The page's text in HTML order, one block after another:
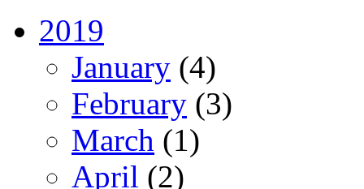
2019
January (4)
February (3)
March (1)
April (2)